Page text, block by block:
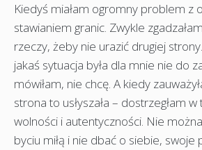
Kiedyś miałam ogromny problem z
stawianiem granic. Zwykle
rzeczy, żeby nie urazić drugiej
jakaś sytuacja była dla mnie nie do
mówiłam, nie chcę. A kiedy
strona to usłyszała – dostrzegłam
wolności i autentyczności. Nie
byciu miłą i nie dbać o siebie, swoje